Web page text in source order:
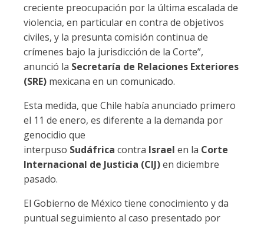
creciente preocupación por la última escalada de
violencia, en particular en contra de objetivos
civiles, y la presunta comisión continua de
crímenes bajo la jurisdicción de la Corte”,
anunció la Secretaría de Relaciones Exteriores
(SRE) mexicana en un comunicado.
Esta medida, que Chile había anunciado primero
el 11 de enero, es diferente a la demanda por
genocidio que
interpuso Sudáfrica contra Israel en la Corte
Internacional de Justicia (CIJ)en diciembre
pasado.
El Gobierno de México tiene conocimiento y da
puntual seguimiento al caso presentado por